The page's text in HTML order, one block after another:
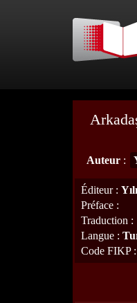
Auteur :
Éditeur:
Préface :
Traduction :
Langue :
Code FIKP: